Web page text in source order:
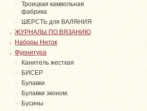
Троицкая камвольная
фабрика
ШЕРСТЬ для ВАЛЯНИЯ
ЖУРНАЛЫ ПО ВЯЗАНИЮ
Наборы Ниток
Фурнитура
Канитель жесткая
БИСЕР
Булавки
Булавки эконом.
Бусины